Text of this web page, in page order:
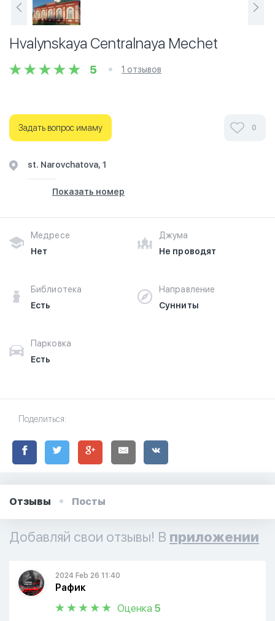
Hvalynskaya Centralnaya Mechet
5 1 отзывов
Задать вопрос имаму 0
st. Narovchatova, 1
Показать номер
Медресе
Нет
Джума
Не проводят
Библиотека
Есть
Направление
Сунниты
Парковка
Есть
Поделиться:
Отзывы Посты
Добавляй свои отзывы! В приложении
2024 Feb 26 11:40
Рафик
Оценка 5